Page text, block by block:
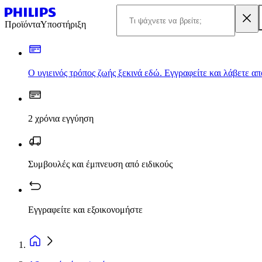
ΠροϊόνταΥποστήριξη
Ο υγιεινός τρόπος ζωής ξεκινά εδώ. Εγγραφείτε και λάβετε
2 χρόνια εγγύηση
Συμβουλές και έμπνευση από ειδικούς
Εγγραφείτε και εξοικονομήστε